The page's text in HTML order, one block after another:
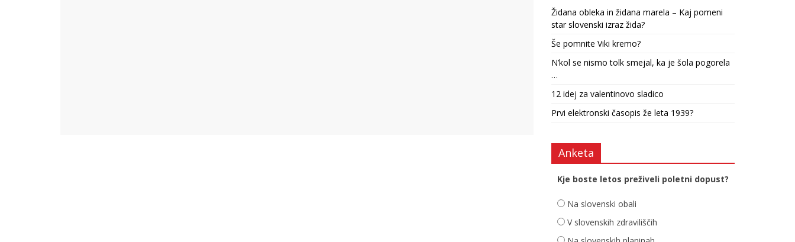
Židana obleka in židana marela – Kaj pomeni
star slovenski izraz žida?
Še pomnite Viki kremo?
N’kol se nismo tolk smejal, ka je šola pogorela
…
12 idej za valentinovo sladico
Prvi elektronski časopis že leta 1939?
Anketa
Kje boste letos preživeli poletni dopust?
Na slovenski obali
V slovenskih zdraviliščih